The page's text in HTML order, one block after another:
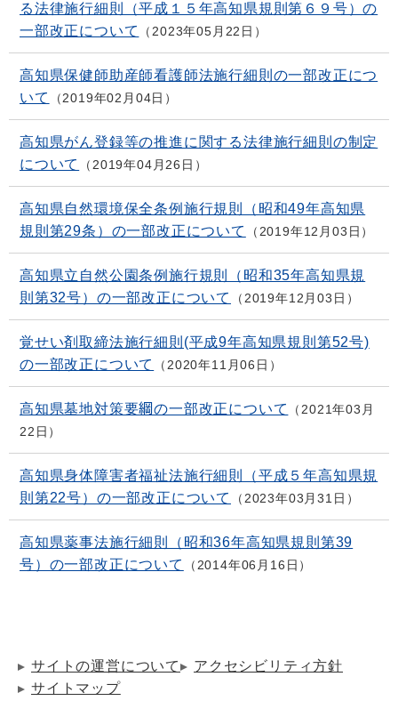
る法律施行細則（平成１５年高知県規則第６９号）の
一部改正について
2023年05月22日
高知県保健師助産師看護師法施行細則の一部改正につ
いて
2019年02月04日
高知県がん登録等の推進に関する法律施行細則の制定
について
2019年04月26日
高知県自然環境保全条例施行規則（昭和49年高知県
規則第29条）の一部改正について
2019年12月03日
高知県立自然公園条例施行規則（昭和35年高知県規
則第32号）の一部改正について
2019年12月03日
覚せい剤取締法施行細則(平成9年高知県規則第52号)
の一部改正について
2020年11月06日
高知県墓地対策要綱の一部改正について
2021年03月
22日
高知県身体障害者福祉法施行細則（平成５年高知県規
則第22号）の一部改正について
2023年03月31日
高知県薬事法施行細則（昭和36年高知県規則第39
号）の一部改正について
2014年06月16日
サイトの運営について
アクセシビリティ方針
サイトマップ